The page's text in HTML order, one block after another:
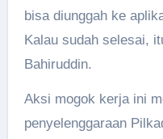
bisa diunggah ke
Kalau sudah selesai,
Bahiruddin.
Aksi mogok kerja ini
penyelenggaraan